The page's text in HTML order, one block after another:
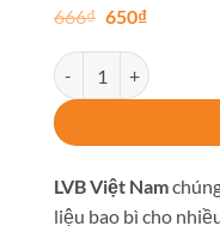
666₫ Giá
là:
666₫.
650₫Giá
là:
650₫.
Hộp Giấy Đựng Trái
LVB Việt Nam
liệu bao bì cho